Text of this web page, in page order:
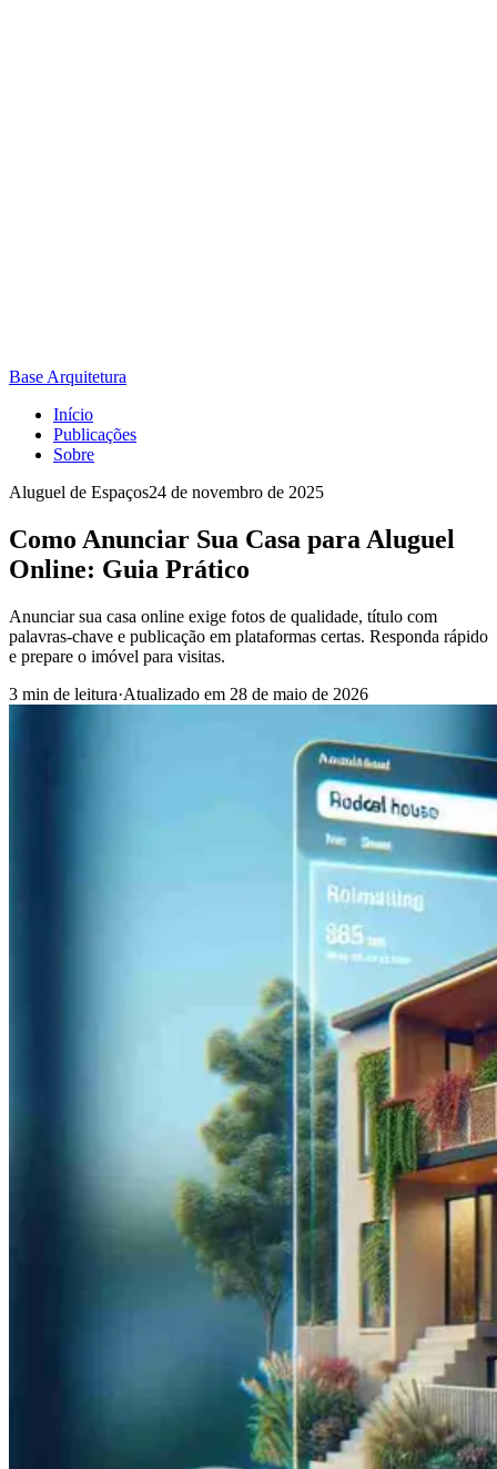
Base Arquitetura
Início
Publicações
Sobre
Aluguel de Espaços24 de novembro de 2025
Como Anunciar Sua Casa para Aluguel
Online: Guia Prático
Anunciar sua casa online exige fotos de qualidade, título com
palavras-chave e publicação em plataformas certas. Responda rápido
e prepare o imóvel para visitas.
3 min de leitura·Atualizado em 28 de maio de 2026